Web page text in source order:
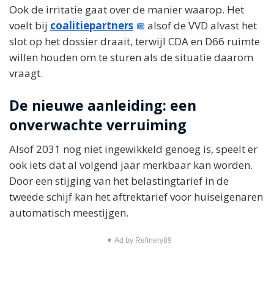
Ook de irritatie gaat over de manier waarop. Het
voelt bij coalitiepartners
alsof de VVD alvast het
slot op het dossier draait, terwijl CDA en D66 ruimte
willen houden om te sturen als de situatie daarom
vraagt.
De nieuwe aanleiding: een
onverwachte verruiming
Alsof 2031 nog niet ingewikkeld genoeg is, speelt er
ook iets dat al volgend jaar merkbaar kan worden.
Door een stijging van het belastingtarief in de
tweede schijf kan het aftrektarief voor huiseigenaren
automatisch meestijgen.
▼ Ad by Refinery89